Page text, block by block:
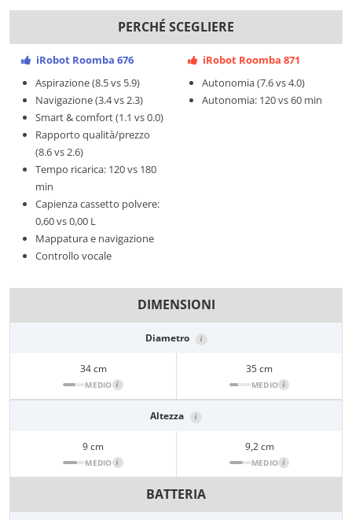
PERCHÉ SCEGLIERE
iRobot Roomba 676
Aspirazione (8.5 vs 5.9)
Navigazione (3.4 vs 2.3)
Smart & comfort (1.1 vs 0.0)
Rapporto qualità/prezzo
(8.6 vs 2.6)
Tempo ricarica: 120 vs 180
min
Capienza cassetto polvere:
0,60 vs 0,00 L
Mappatura e navigazione
Controllo vocale
iRobot Roomba 871
Autonomia (7.6 vs 4.0)
Autonomia: 120 vs 60 min
DIMENSIONI
Diametro i
34 cm
MEDIO i
35 cm
MEDIO i
Altezza i
9 cm
MEDIO i
9,2 cm
MEDIO i
BATTERIA